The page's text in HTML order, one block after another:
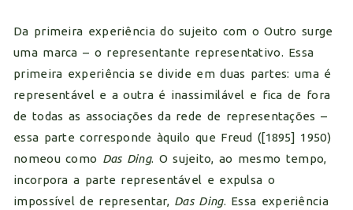
Da primeira experiência do sujeito com o Outro surge
uma marca – o representante representativo. Essa
primeira experiência se divide em duas partes: uma é
representável e a outra é inassimilável e fica de fora
de todas as associações da rede de representações –
essa parte corresponde àquilo que Freud ([1895] 1950)
nomeou como Das Ding. O sujeito, ao mesmo tempo,
incorpora a parte representável e expulsa o
impossível de representar, Das Ding. Essa experiência